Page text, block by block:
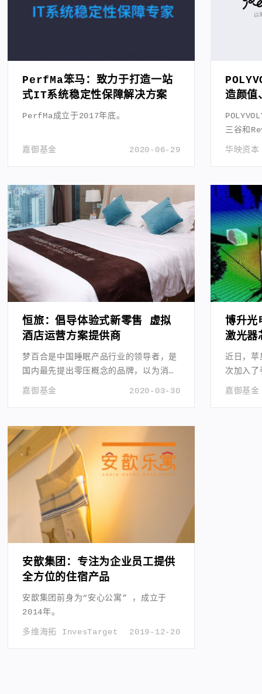
PerfMa笨马：致力于打造一站
式IT系统稳定性保障解决方案
PerfMa成立于2017年底。
2020-06-29
嘉御基金
造颜值
佳的轻
三谷和
牌。
华映资本
恒旅：倡导体验式新零售 虚拟
酒店运营方案提供商
梦百合是中国睡眠产品行业的领导者，是
国内最先提出零压概念的品牌，以为消费
者带来零压睡眠为使命。
2020-03-30
嘉御基金
博升光
激光器
近日，
次加入
光雷达组
嘉御基金
安歆集团：专注为企业员工提供
全方位的住宿产品
安歆集团前身为“安心公寓” ，成立于
2014年。
2019-12-20
多维海拓 InvesTarget